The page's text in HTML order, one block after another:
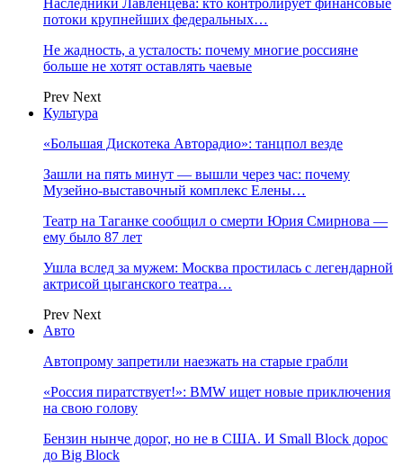
Наследники Лавленцева: кто контролирует финансовые
потоки крупнейших федеральных…
Не жадность, а усталость: почему многие россияне
больше не хотят оставлять чаевые
Prev Next
Культура
«Большая Дискотека Авторадио»: танцпол везде
Зашли на пять минут — вышли через час: почему
Музейно-выставочный комплекс Елены…
Театр на Таганке сообщил о смерти Юрия Смирнова —
ему было 87 лет
Ушла вслед за мужем: Москва простилась с легендарной
актрисой цыганского театра…
Prev Next
Авто
Автопрому запретили наезжать на старые грабли
«Россия пиратствует!»: BMW ищет новые приключения
на свою голову
Бензин нынче дорог, но не в США. И Small Block дорос
до Big Block